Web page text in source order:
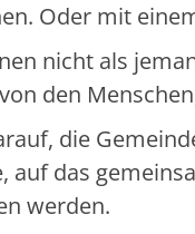
Oder mit
nicht als
den
die
auf das
werden.